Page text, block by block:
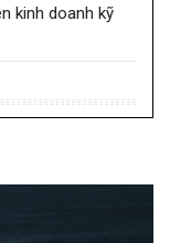
kinh doanh kỹ